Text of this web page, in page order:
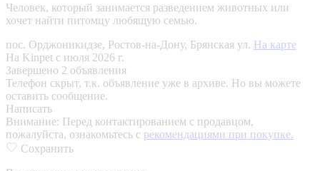
Человек, который занимается разведением животных или
хочет найти питомцу любящую семью.
пос. Орджоникидзе, Ростов-на-Дону, Брянская ул. На карте
На Kinpet c июля 2026 г.
Завершено 2 объявления
Телефон скрыт, т.к. объявление уже в архиве. Но вы можете
оставить сообщение.
Написать
Внимание: Перед контактированием с продавцом,
пожалуйста, ознакомьтесь с рекомендациями при покупке.
Сохранить